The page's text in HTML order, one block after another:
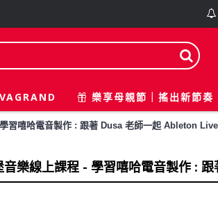
樂享母親節｜搖出新節奏
習嘻哈電音製作 : 跟著 Dusa 老師一起 Ableton
音樂線上課程 - 學習嘻哈電音製作 :